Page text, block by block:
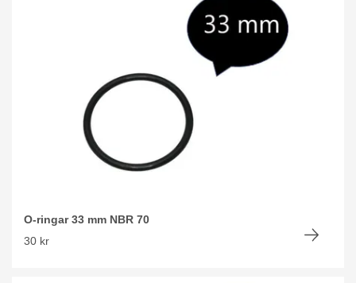
O-ringar 33 mm NBR 70
30 kr